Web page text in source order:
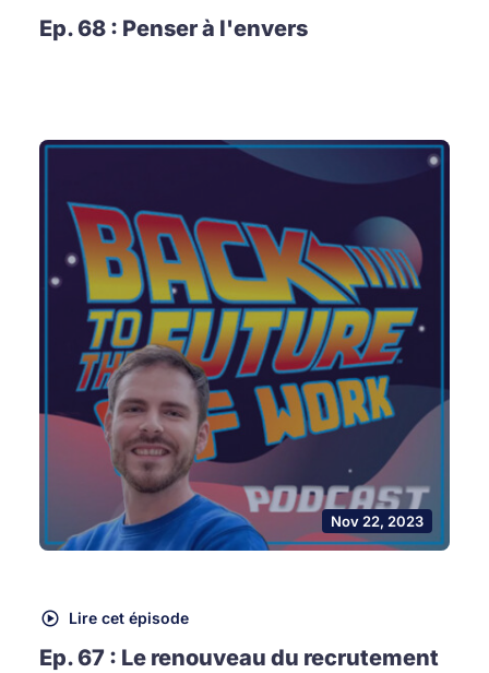
Ep. 68 : Penser à l'envers
Nov 22, 2023
Lire cet épisode
Ep. 67 : Le renouveau du recrutement